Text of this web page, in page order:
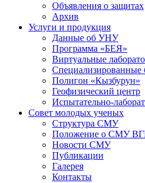
Объявления о защитах
Архив
Услуги и продукция
Данные об УНУ
Программа «БЕЯ»
Виртуальные
Специализированные
Полигон «Кызбурун»
Геофизический центр
Испытательно-
Совет молодых ученых
Структура СМУ
Положение о СМУ
Новости СМУ
Публикации
Галерея
Контакты